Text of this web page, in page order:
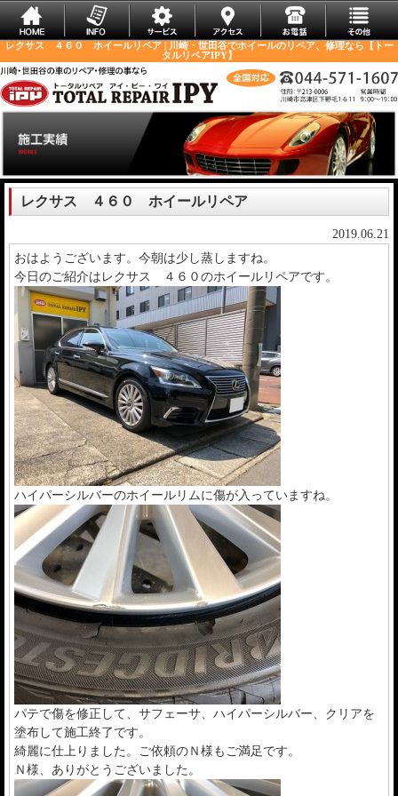
レクサス ４６０ ホイールリペア | 川崎・世田谷でホイールのリペア、修理なら【トー
タルリペアIPY】
レクサス ４６０ ホイールリペア
2019.06.21
おはようございます。今朝は少し蒸しますね。
今日のご紹介はレクサス ４６０のホイールリペアです。
ハイパーシルバーのホイールリムに傷が入っていますね。
パテで傷を修正して、サフェーサ、ハイパーシルバー、クリアを
塗布して施工終了です。
綺麗に仕上りました。ご依頼のＮ様もご満足です。
Ｎ様、ありがとうございました。